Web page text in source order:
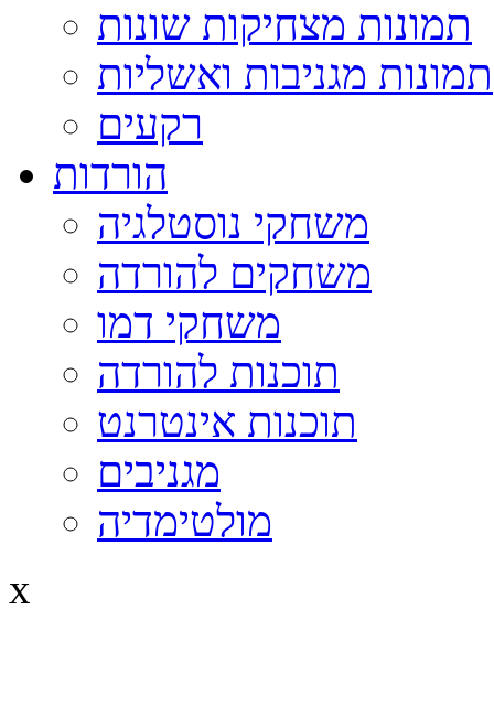
תמונות מצחיקות שונות
תמונות מגניבות ואשליות
רקעים
הורדות
משחקי נוסטלגיה
משחקים להורדה
משחקי דמו
תוכנות להורדה
תוכנות אינטרנט
מגניבים
מולטימדיה
x